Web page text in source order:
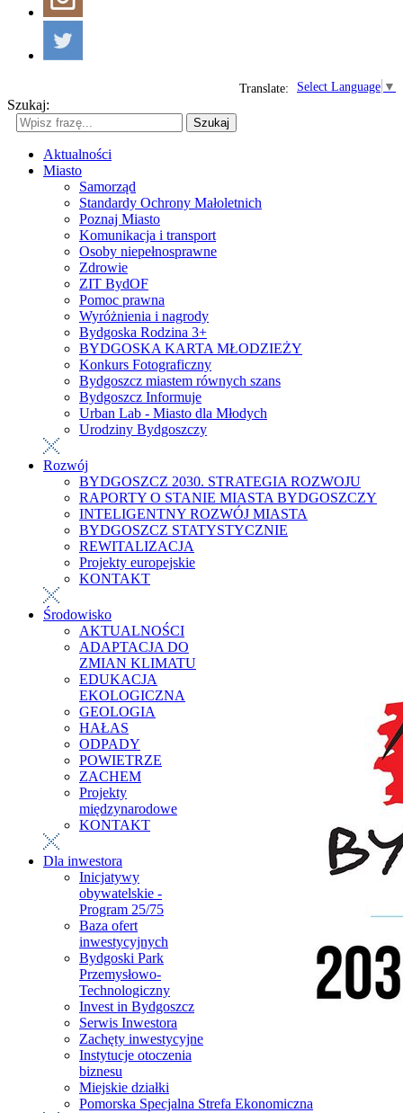
Select Language ▼
Translate:
Szukaj:
Szukaj
Aktualności
Miasto
Samorząd
Standardy Ochrony Małoletnich
Poznaj Miasto
Komunikacja i transport
Osoby niepełnosprawne
Zdrowie
ZIT BydOF
Pomoc prawna
Wyróżnienia i nagrody
Bydgoska Rodzina 3+
BYDGOSKA KARTA MŁODZIEŻY
Konkurs Fotograficzny
Bydgoszcz miastem równych szans
Bydgoszcz Informuje
Urban Lab - Miasto dla Młodych
Urodziny Bydgoszczy
Rozwój
BYDGOSZCZ 2030. STRATEGIA ROZWOJU
RAPORTY O STANIE MIASTA BYDGOSZCZY
INTELIGENTNY ROZWÓJ MIASTA
BYDGOSZCZ STATYSTYCZNIE
REWITALIZACJA
Projekty europejskie
KONTAKT
Środowisko
AKTUALNOŚCI
ADAPTACJA DO
ZMIAN KLIMATU
EDUKACJA
EKOLOGICZNA
GEOLOGIA
HAŁAS
ODPADY
POWIETRZE
ZACHEM
Projekty
międzynarodowe
KONTAKT
Dla inwestora
Inicjatywy
obywatelskie -
Program 25/75
Baza ofert
inwestycyjnych
Bydgoski Park
Przemysłowo-
Technologiczny
Invest in Bydgoszcz
Serwis Inwestora
Zachęty inwestycyjne
Instytucje otoczenia
biznesu
Miejskie działki
Pomorska Specjalna Strefa Ekonomiczna